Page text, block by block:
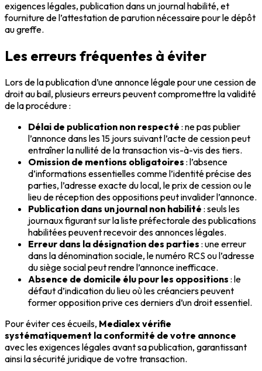
exigences légales, publication dans un journal habilité, et
fourniture de l’attestation de parution nécessaire pour le dépôt
au greffe.
Les erreurs fréquentes à éviter
Lors de la publication d’une annonce légale pour une cession de
droit au bail, plusieurs erreurs peuvent compromettre la validité
de la procédure :
Délai de publication non respecté : ne pas publier
l’annonce dans les 15 jours suivant l’acte de cession peut
entraîner la nullité de la transaction vis-à-vis des tiers.
Omission de mentions obligatoires : l’absence
d’informations essentielles comme l’identité précise des
parties, l’adresse exacte du local, le prix de cession ou le
lieu de réception des oppositions peut invalider l’annonce.
Publication dans un journal non habilité : seuls les
journaux figurant sur la liste préfectorale des publications
habilitées peuvent recevoir des annonces légales.
Erreur dans la désignation des parties : une erreur
dans la dénomination sociale, le numéro RCS ou l’adresse
du siège social peut rendre l’annonce inefficace.
Absence de domicile élu pour les oppositions : le
défaut d’indication du lieu où les créanciers peuvent
former opposition prive ces derniers d’un droit essentiel.
Pour éviter ces écueils, Medialex vérifie
systématiquement la conformité de votre annonce
avec les exigences légales avant sa publication, garantissant
ainsi la sécurité juridique de votre transaction.